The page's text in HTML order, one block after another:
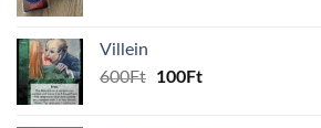
Villein
600Ft
Original
100FtCurrent